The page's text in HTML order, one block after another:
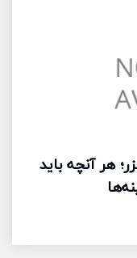
هر آنچه باید